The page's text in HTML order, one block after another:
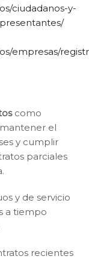
ciudadanos-y-
empresas/
como
el
y cumplir
parciales
y de servicio
a tiempo
recientes